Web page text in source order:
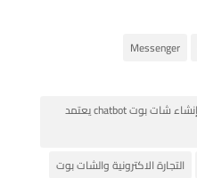
Messenger
أربع قواعد أساسية يجب اتباعها عند إنشاء شات بوت chatbot يعتمد
التجارة الاكترونية والشات بوت